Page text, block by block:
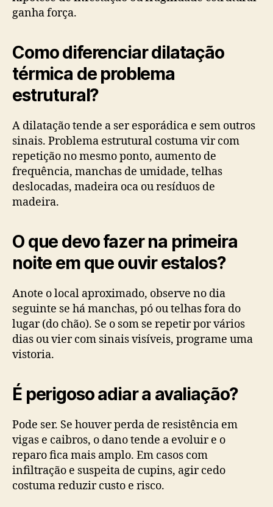
ganha força.
Como diferenciar dilatação
térmica de problema
estrutural?
A dilatação tende a ser esporádica e sem outros
sinais. Problema estrutural costuma vir com
repetição no mesmo ponto, aumento de
frequência, manchas de umidade, telhas
deslocadas, madeira oca ou resíduos de
madeira.
O que devo fazer na primeira
noite em que ouvir estalos?
Anote o local aproximado, observe no dia
seguinte se há manchas, pó ou telhas fora do
lugar (do chão). Se o som se repetir por vários
dias ou vier com sinais visíveis, programe uma
vistoria.
É perigoso adiar a avaliação?
Pode ser. Se houver perda de resistência em
vigas e caibros, o dano tende a evoluir e o
reparo fica mais amplo. Em casos com
infiltração e suspeita de cupins, agir cedo
costuma reduzir custo e risco.